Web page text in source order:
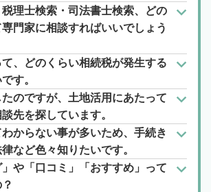
理士検索・司法書士検索、どの
門家に相談すればいいでしょう
、どのくらい相続税が発生する
す。
のですが、土地活用にあたって
先を探しています。
からない事が多いため、手続き
など色々知りたいです。
」や「口コミ」「おすすめ」って